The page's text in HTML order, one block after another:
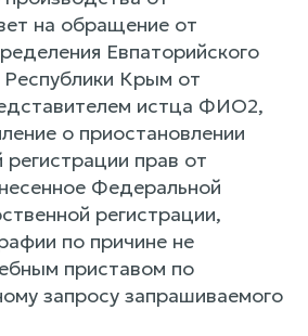
на обращение от
Евпаторийского
Республики Крым от
истца ФИО2,
о приостановлении
регистрации прав от
Федеральной
регистрации,
по причине не
приставом по
запросу запрашиваемого